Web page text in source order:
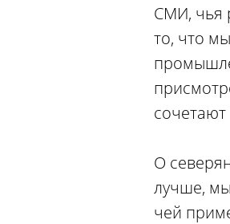
СМИ, чья
то, что
сочетают
О
лучше,
чей